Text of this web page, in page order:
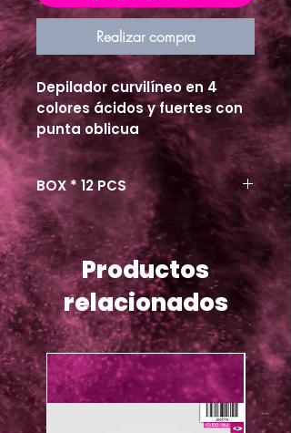
Realizar compra
Depilador curvilíneo en 4
colores ácidos y fuertes con
punta oblicua
BOX * 12 PCS
Productos
relacionados